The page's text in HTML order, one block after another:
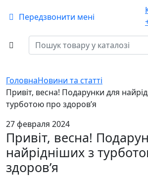
Передзвонити мені
ГоловнаНовини та статті
Привіт, весна! Подарунки для
турботою про здоровʼя
27 февраля 2024
Привіт, весна!
найрідніших з
здоровʼя